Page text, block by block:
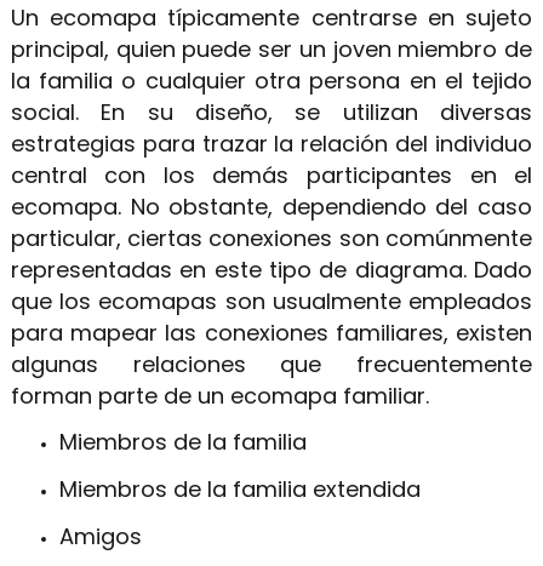
Un ecomapa típicamente centrarse en sujeto
principal, quien puede ser un joven miembro de
la familia o cualquier otra persona en el tejido
social. En su diseño, se utilizan diversas
estrategias para trazar la relación del individuo
central con los demás participantes en el
ecomapa. No obstante, dependiendo del caso
particular, ciertas conexiones son comúnmente
representadas en este tipo de diagrama. Dado
que los ecomapas son usualmente empleados
para mapear las conexiones familiares, existen
algunas relaciones que frecuentemente
forman parte de un ecomapa familiar.
Miembros de la familia
Miembros de la familia extendida
Amigos